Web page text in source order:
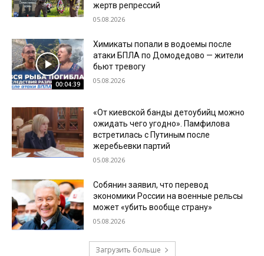
жертв репрессий
05.08.2026
00:04:39
Химикаты попали в водоемы после
атаки БПЛА по Домодедово — жители
бьют тревогу
05.08.2026
«От киевской банды детоубийц можно
ожидать чего угодно». Памфилова
встретилась с Путиным после
жеребьевки партий
05.08.2026
Собянин заявил, что перевод
экономики России на военные рельсы
может «убить вообще страну»
05.08.2026
Загрузить больше